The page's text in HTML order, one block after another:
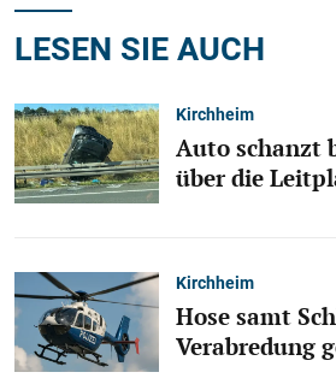
LESEN SIE AUCH
Kirchheim
Auto schanzt
über die
Kirchheim
Hose samt
Verabredung